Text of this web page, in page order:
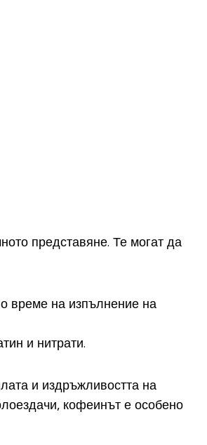
представяне. Те могат да
време на изпълнение на
и нитрати.
и издръжливостта на
кофеинът е особено